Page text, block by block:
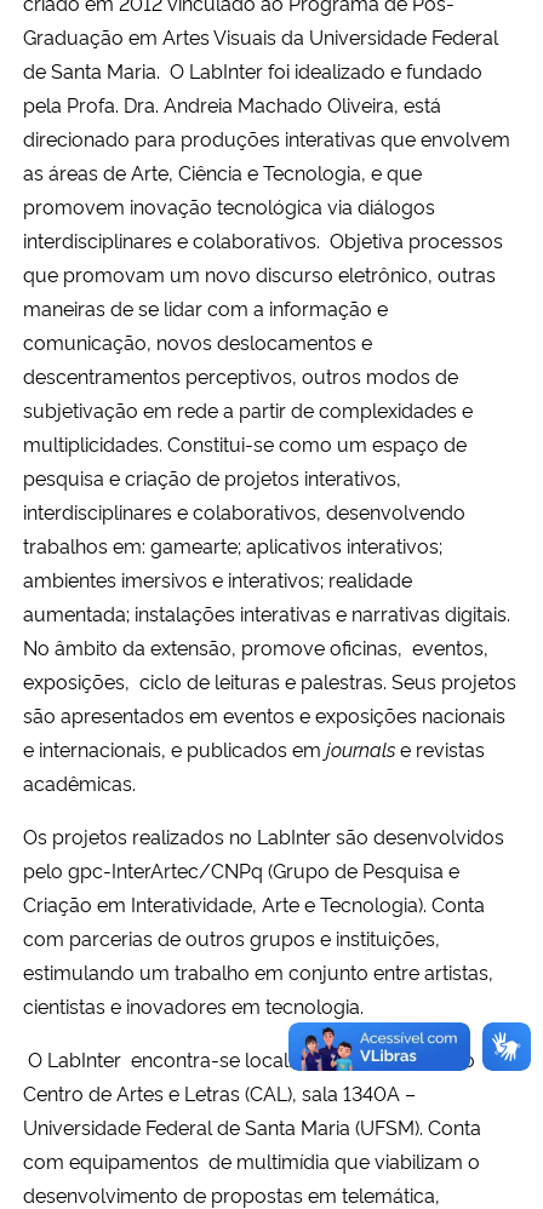
Ministério da Saúde
Ministério de Minas e Energia
Ministério da Ciência, Tecnologia, Inovações e Comunicações
Ministério do Meio Ambiente
Ministério do Turismo
Ministério do Desenvolvimento Regional
Controladoria-Geral da União
Secretaria de Governo
Gabinete de Segurança Institucional
Advocacia-Geral da União
Banco Central do Brasil
Planalto
Graduação em Artes Visuais da Universidade Federal
de Santa Maria. O LabInter foi idealizado e fundado
pela Profa. Dra. Andreia Machado Oliveira, está
direcionado para produções interativas que envolvem
as áreas de Arte, Ciência e Tecnologia, e que
promovem inovação tecnológica via diálogos
interdisciplinares e colaborativos. Objetiva processos
que promovam um novo discurso eletrônico, outras
maneiras de se lidar com a informação e
comunicação, novos deslocamentos e
descentramentos perceptivos, outros modos de
subjetivação em rede a partir de complexidades e
multiplicidades. Constitui-se como um espaço de
pesquisa e criação de projetos interativos,
interdisciplinares e colaborativos, desenvolvendo
trabalhos em: gamearte; aplicativos interativos;
ambientes imersivos e interativos; realidade
aumentada; instalações interativas e narrativas digitais.
No âmbito da extensão, promove oficinas, eventos,
exposições, ciclo de leituras e palestras. Seus projetos
são apresentados em eventos e exposições nacionais
e internacionais, e publicados em journalse revistas
acadêmicas.
Os projetos realizados no LabInter são desenvolvidos
pelo gpc-InterArtec/CNPq (Grupo de Pesquisa e
Criação em Interatividade, Arte e Tecnologia). Conta
com parcerias de outros grupos e instituições,
estimulando um trabalho em conjunto entre artistas,
cientistas e inovadores em tecnologia.
O LabInter encontra-se localizado no 3º andar do
Centro de Artes e Letras (CAL), sala 1340A –
Universidade Federal de Santa Maria (UFSM). Conta
com equipamentos de multimídia que viabilizam o
desenvolvimento de propostas em telemática,